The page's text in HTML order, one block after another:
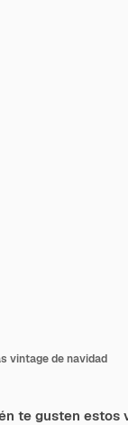
vintage de navidad
te gusten estos